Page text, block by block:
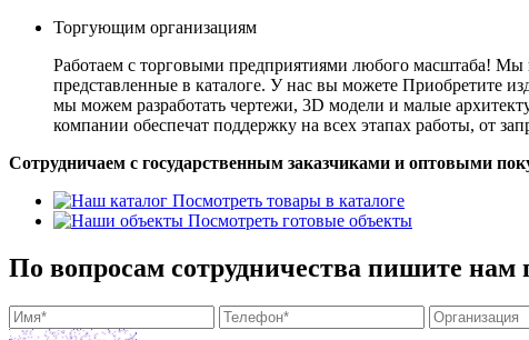
Торгующим организациям
Работаем с торговыми предприятиями любого масштаба! Мы
представленные в каталоге. У нас вы можете Приобретите
мы можем разработать чертежи, 3D модели и малые
компании обеспечат поддержку на всех этапах работы, от
Сотрудничаем с государственным заказчиками и оптовыми
Посмотреть товары в каталоге
Посмотреть готовые объекты
По вопросам сотрудничества пишите нам